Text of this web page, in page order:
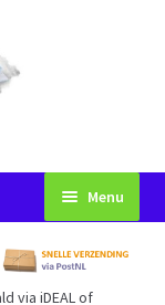
Menu
via iDEAL of